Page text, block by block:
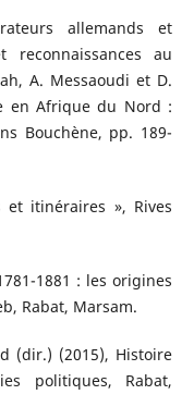
allemands et
au
A. Messaoudi et D.
en Afrique du Nord :
Bouchène, pp. 189-
et itinéraires », Rives
1881 : les origines
Rabat, Marsam.
(dir.) (2015), Histoire
politiques, Rabat,